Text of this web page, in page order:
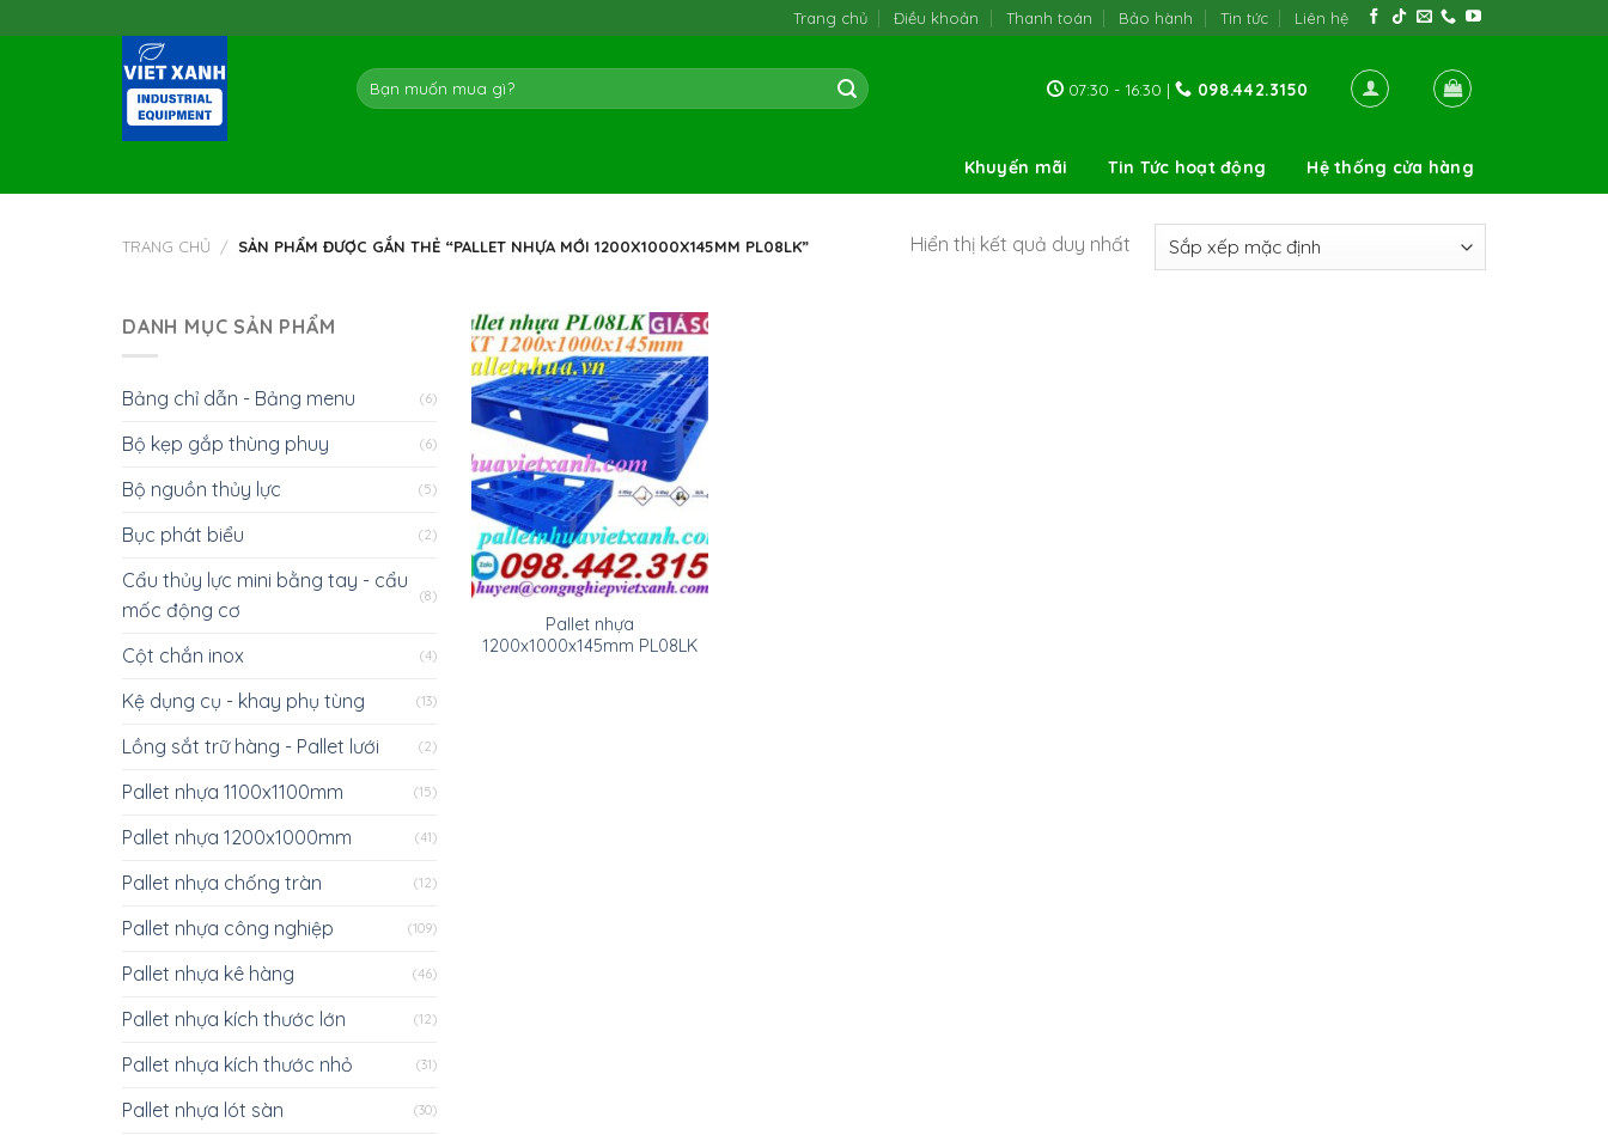
to
Trang chủ Điều khoản Thanh toán Bảo hành Tin tức Liên hệ
Tìm
kiếm:
07:30 - 16:30 | 098.442.3150
Khuyến mãi Tin Tức hoạt động Hệ thống cửa hàng
TRANG CHỦ / SẢN PHẨM ĐƯỢC GẮN THẺ “PALLET NHỰA MỚI 1200X1000X145MM PL08LK” Hiển thị kết quả duy nhất
DANH MỤC SẢN PHẨM
Bảng chỉ dẫn - Bảng menu (6)
Bộ kẹp gắp thùng phuy (6)
Bộ nguồn thủy lực (5)
Bục phát biểu (2)
Cẩu thủy lực mini bằng tay - cẩu
mốc động cơ
(8)
Cột chắn inox (4)
Kệ dụng cụ - khay phụ tùng (13)
Lồng sắt trữ hàng - Pallet lưới (2)
Pallet nhựa 1100x1100mm (15)
Pallet nhựa 1200x1000mm (41)
Pallet nhựa chống tràn (12)
Pallet nhựa công nghiệp (109)
Pallet nhựa kê hàng (46)
Pallet nhựa kích thước lớn (12)
Pallet nhựa kích thước nhỏ (31)
Pallet nhựa lót sàn (30)
Pallet nhựa
1200x1000x145mm PL08LK